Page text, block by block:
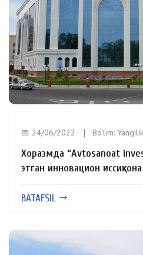
📅 24/06/2022 Bo'lim:
Хоразмда “Avtosanoat
этган инновацион
BATAFSIL